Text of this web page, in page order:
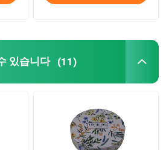
있습니다
있습니다
있습니다 (11)